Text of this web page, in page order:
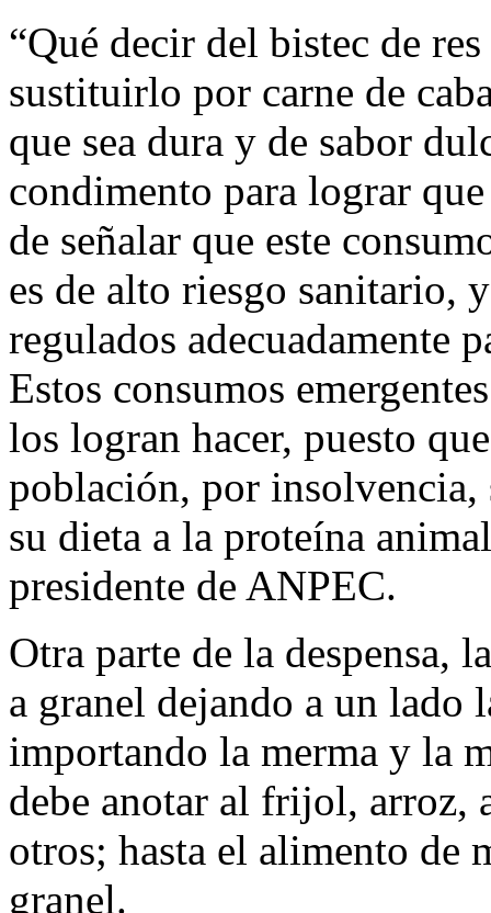
“Qué decir del bistec de
sustituirlo por carne de
que sea dura y de sabor
condimento para lograr
de señalar que este
es de alto riesgo sanitario,
regulados adecuadamente
Estos consumos
los logran hacer, puesto
población, por
su dieta a la proteína
presidente de ANPEC.
Otra parte de la despensa,
a granel dejando a un lado
importando la merma y la
debe anotar al frijol, arroz,
otros; hasta el alimento de
granel.